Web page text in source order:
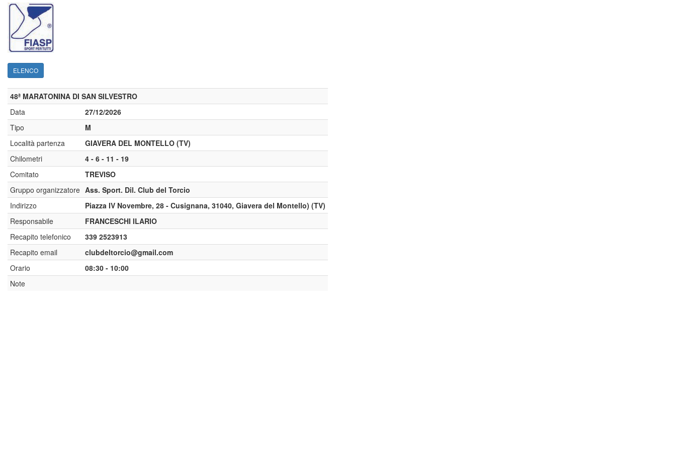
ELENCO
48ª MARATONINA DI SAN SILVESTRO
Data
27/12/2026
Tipo
M
Località partenza
GIAVERA DEL MONTELLO (TV)
Chilometri
4 - 6 - 11 - 19
Comitato
TREVISO
Gruppo organizzatore Ass. Sport. Dil. Club del Torcio
Indirizzo
Piazza IV Novembre, 28 - Cusignana, 31040, Giavera del Montello) (TV)
Responsabile
FRANCESCHI ILARIO
Recapito telefonico
339 2523913
Recapito email
clubdeltorcio@gmail.com
Orario
08:30 - 10:00
Note